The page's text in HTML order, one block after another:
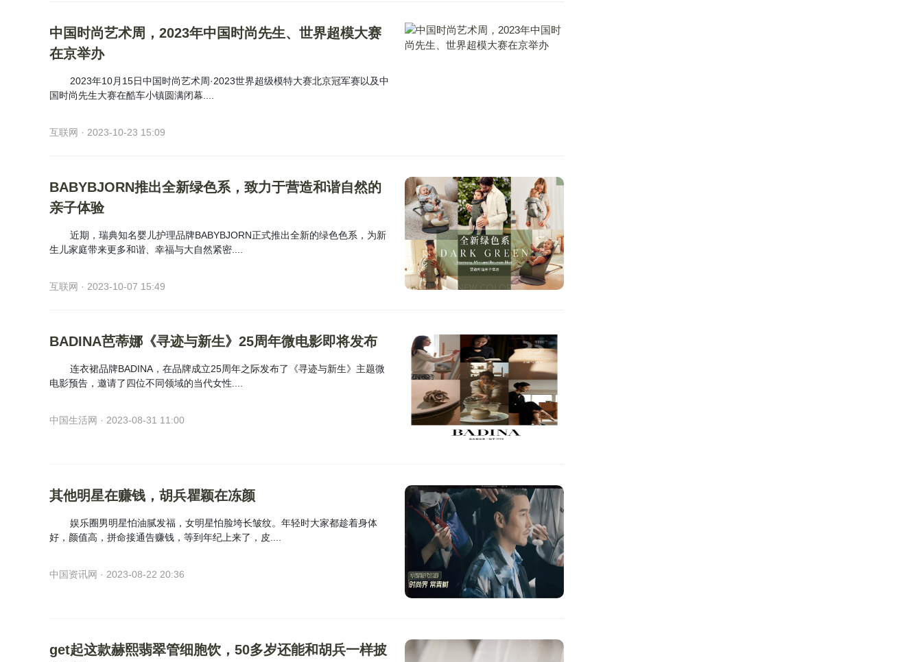
中国时尚艺术周，2023年中国时尚先生、世界超模大赛
在京举办
2023年10月15日中国时尚艺术周·2023世界超级模特大赛北京冠军赛以及中
国时尚先生大赛在酷车小镇圆满闭幕....
互联网 · 2023-10-23 15:09
BABYBJORN推出全新绿色系，致力于营造和谐自然的
亲子体验
近期，瑞典知名婴儿护理品牌BABYBJORN正式推出全新的绿色色系，为新
生儿家庭带来更多和谐、幸福与大自然紧密....
互联网 · 2023-10-07 15:49
BADINA芭蒂娜《寻迹与新生》25周年微电影即将发布
连衣裙品牌BADINA，在品牌成立25周年之际发布了《寻迹与新生》主题微
电影预告，邀请了四位不同领域的当代女性....
中国生活网 · 2023-08-31 11:00
其他明星在赚钱，胡兵瞿颖在冻颜
娱乐圈男明星怕油腻发福，女明星怕脸垮长皱纹。年轻时大家都趁着身体
好，颜值高，拼命接通告赚钱，等到年纪上来了，皮....
中国资讯网 · 2023-08-22 20:36
get起这款赫熙翡翠管细胞饮，50多岁还能和胡兵一样披